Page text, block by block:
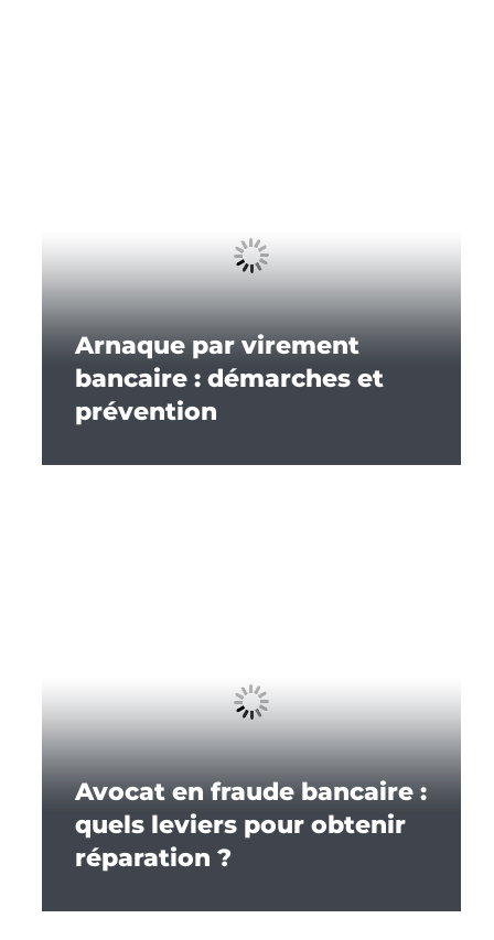
Arnaque par virement
bancaire : démarches et
prévention
Avocat en fraude bancaire :
quels leviers pour obtenir
réparation ?